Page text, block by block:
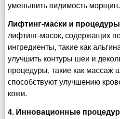
уменьшить видимость морщин.
Лифтинг-маски и
лифтинг-масок, содержащих
ингредиенты, такие как
улучшить контуры шеи и
процедуры, такие как массаж
способствуют улучшению
кожи.
4. Инновационные